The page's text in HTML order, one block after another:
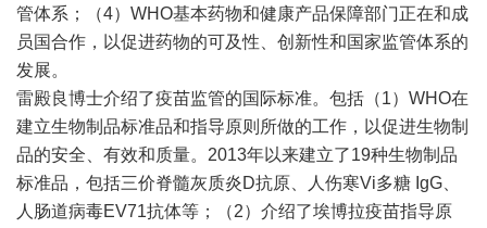
管体系；（4）WHO基本药物和健康产品保障部门正在和成
员国合作，以促进药物的可及性、创新性和国家监管体系的
发展。
雷殿良博士介绍了疫苗监管的国际标准。包括（1）WHO在
建立生物制品标准品和指导原则所做的工作，以促进生物制
品的安全、有效和质量。2013年以来建立了19种生物制品
标准品，包括三价脊髓灰质炎D抗原、人伤寒Vi多糖 IgG、
人肠道病毒EV71抗体等；（2）介绍了埃博拉疫苗指导原